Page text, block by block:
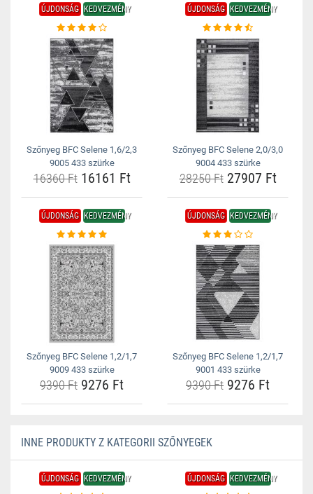
ÚJDONSÁG KEDVEZMÉNY
Szőnyeg BFC Selene 1,6/2,3
9005 433 szürke
16360 Ft16161 Ft
ÚJDONSÁG KEDVEZMÉNY
Szőnyeg BFC Selene 2,0/3,0
9004 433 szürke
28250 Ft27907 Ft
ÚJDONSÁG KEDVEZMÉNY
Szőnyeg BFC Selene 1,2/1,7
9009 433 szürke
9390 Ft 9276 Ft
ÚJDONSÁG KEDVEZMÉNY
Szőnyeg BFC Selene 1,2/1,7
9001 433 szürke
9390 Ft 9276 Ft
INNE PRODUKTY Z KATEGORII SZŐNYEGEK
ÚJDONSÁG KEDVEZMÉNY ÚJDONSÁG KEDVEZMÉNY